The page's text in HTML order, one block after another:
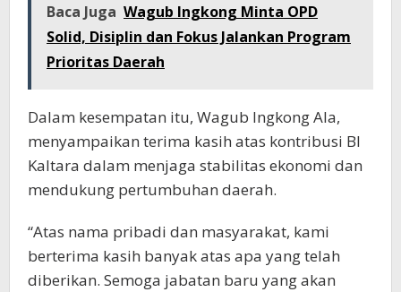
Baca Juga Wagub Ingkong Minta OPD
Solid, Disiplin dan Fokus Jalankan Program
Prioritas Daerah
Dalam kesempatan itu, Wagub Ingkong Ala,
menyampaikan terima kasih atas kontribusi BI
Kaltara dalam menjaga stabilitas ekonomi dan
mendukung pertumbuhan daerah.
“Atas nama pribadi dan masyarakat, kami
berterima kasih banyak atas apa yang telah
diberikan. Semoga jabatan baru yang akan